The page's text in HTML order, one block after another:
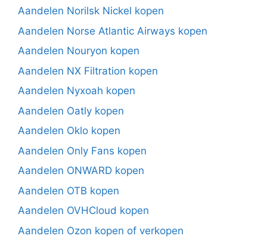
Aandelen Norilsk Nickel kopen
Aandelen Norse Atlantic Airways kopen
Aandelen Nouryon kopen
Aandelen NX Filtration kopen
Aandelen Nyxoah kopen
Aandelen Oatly kopen
Aandelen Oklo kopen
Aandelen Only Fans kopen
Aandelen ONWARD kopen
Aandelen OTB kopen
Aandelen OVHCloud kopen
Aandelen Ozon kopen of verkopen